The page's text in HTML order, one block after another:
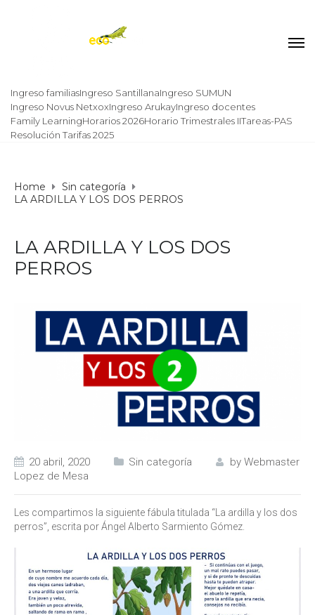
Ingreso familiasIngreso SantillanaIngreso SUMUN
Ingreso Novus NetxoxIngreso ArukayIngreso docentes
Family LearningHorarios 2026Horario Trimestrales IITareas-PAS
Resolución Tarifas 2025
Home
Sin categoría
LA ARDILLA Y LOS DOS PERROS
LA ARDILLA Y LOS DOS
PERROS
20 abril, 2020 Sin categoría by Webmaster
Lopez de Mesa
Les compartimos la siguiente fábula titulada “La ardilla y los dos
perros”, escrita por Ángel Alberto Sarmiento Gómez.